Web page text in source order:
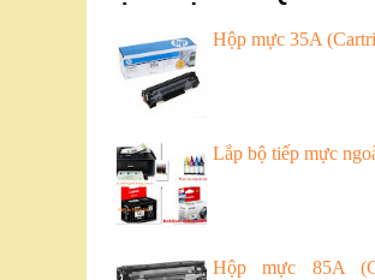
Hộp mực 35A
Lắp bộ tiếp mực
Hộp mực 85A